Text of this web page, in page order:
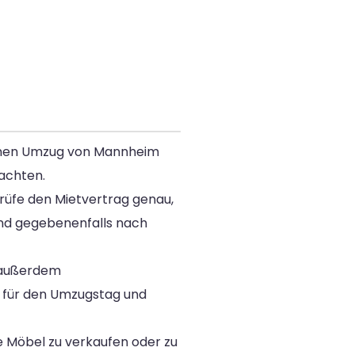
Umzug von Mannheim
den Mietvertrag genau,
gegebenenfalls nach
den Umzugstag und
zu verkaufen oder zu